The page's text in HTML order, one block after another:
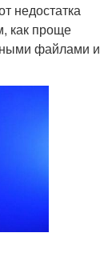
недостатка
как проще
файлами и